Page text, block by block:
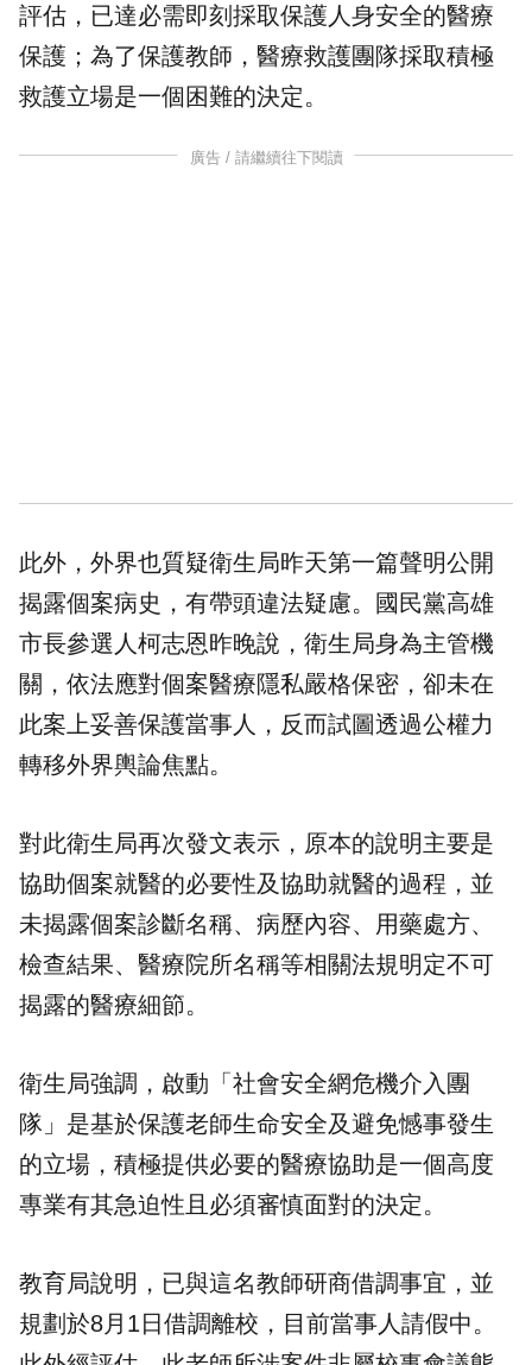
評估，已達必需即刻採取保護人身安全的醫療
保護；為了保護教師，醫療救護團隊採取積極
救護立場是一個困難的決定。
廣告 / 請繼續往下閱讀
此外，外界也質疑衛生局昨天第一篇聲明公開
揭露個案病史，有帶頭違法疑慮。國民黨高雄
市長參選人柯志恩昨晚說，衛生局身為主管機
關，依法應對個案醫療隱私嚴格保密，卻未在
此案上妥善保護當事人，反而試圖透過公權力
轉移外界輿論焦點。
對此衛生局再次發文表示，原本的說明主要是
協助個案就醫的必要性及協助就醫的過程，並
未揭露個案診斷名稱、病歷內容、用藥處方、
檢查結果、醫療院所名稱等相關法規明定不可
揭露的醫療細節。
衛生局強調，啟動「社會安全網危機介入團
隊」是基於保護老師生命安全及避免憾事發生
的立場，積極提供必要的醫療協助是一個高度
專業有其急迫性且必須審慎面對的決定。
教育局說明，已與這名教師研商借調事宜，並
規劃於8月1日借調離校，目前當事人請假中。